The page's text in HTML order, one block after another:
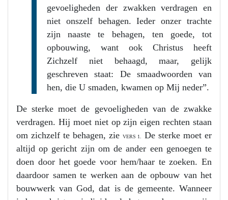
gevoeligheden der zwakken verdragen en
niet onszelf behagen. Ieder onzer trachte
zijn naaste te behagen, ten goede, tot
opbouwing, want ook Christus heeft
Zichzelf niet behaagd, maar, gelijk
geschreven staat: De smaadwoorden van
hen, die U smaden, kwamen op Mij neder”.
De sterke moet de gevoeligheden van de zwakke
verdragen. Hij moet niet op zijn eigen rechten staan
om zichzelf te behagen, zie VERS 1.
De sterke moet er
altijd op gericht zijn om de ander een genoegen te
doen door het goede voor hem/haar te zoeken. En
daardoor samen te werken aan de opbouw van het
bouwwerk van God, dat is de gemeente. Wanneer